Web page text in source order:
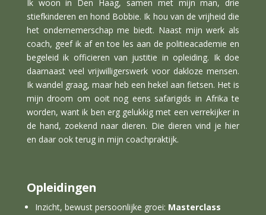
Ik woon in Den Haag, samen met mijn man, drie
stiefkinderen en hond Bobbie. Ik hou van de vrijheid die
het ondernemerschap me biedt. Naast mijn werk als
coach, geef ik af en toe les aan de politieacademie en
begeleid ik officieren van justitie in opleiding. Ik doe
daarnaast veel vrijwilligerswerk voor dakloze mensen.
Ik wandel graag, maar heb een hekel aan fietsen. Het is
mijn droom om ooit nog eens safarigids in Afrika te
worden, want ik ben erg gelukkig met een verrekijker in
de hand, zoekend naar dieren. Die dieren vind je hier
en daar ook terug in mijn coachpraktijk.
Opleidingen
Inzicht, bewust persoonlijke groei: Masterclass